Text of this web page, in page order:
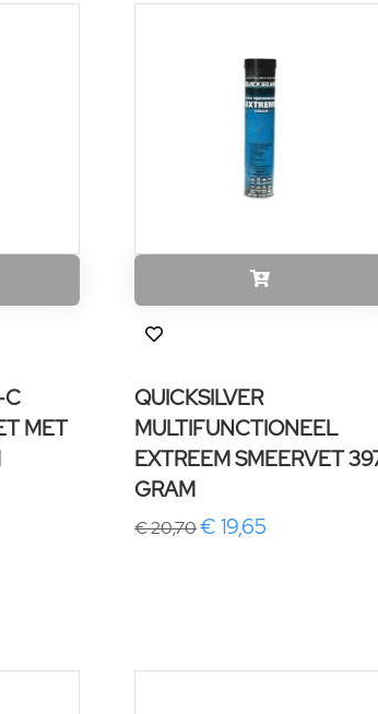
C
MET
QUICKSILVER
MULTIFUNCTIONEEL
EXTREEM SMEERVET
GRAM
€ 20,70€ 19,65